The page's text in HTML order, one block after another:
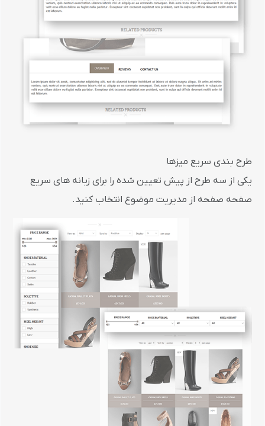
طرح بندی سریع میزها
یکی از سه طرح از پیش تعیین شده را برای زبانه های سریع
صفحه صفحه از مدیریت موضوع انتخاب کنید.